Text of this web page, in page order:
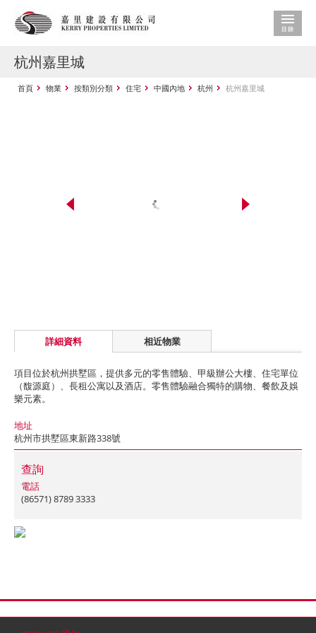
杭州嘉里城
首頁 物業 按類別分類 住宅 中國內地 杭州 杭州嘉里城
詳細資料 相近物業
項目位於杭州拱墅區，提供多元的零售體驗、甲級辦公大樓、住宅單位
（馥源庭）、長租公寓以及酒店。零售體驗融合獨特的購物、餐飲及娛
樂元素。
地址
杭州市拱墅區東新路338號
查詢
電話
(86571) 8789 3333